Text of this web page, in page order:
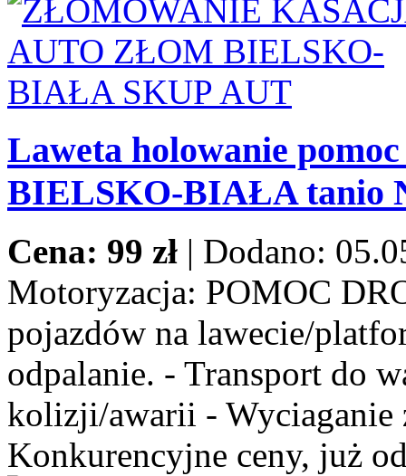
Laweta holowanie
BIELSKO-BIAŁA tanio
Cena: 99 zł | Dodano:
Motoryzacja: POMOC
pojazdów na lawecie/
odpalanie. - Transport do
kolizji/awarii - Wyciaganie
Konkurencyjne ceny, już